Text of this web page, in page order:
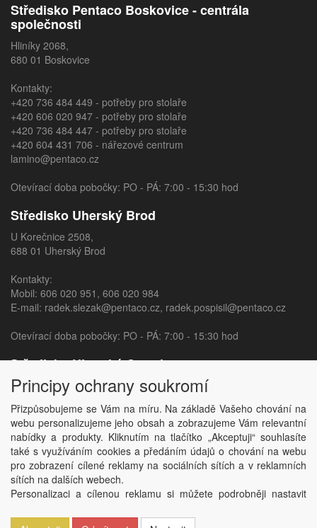
Principy ochrany soukromí
Přizpůsobujeme se Vám na míru. Na základě Vašeho chování na
webu personalizujeme jeho obsah a zobrazujeme Vám relevantní
nabídky a produkty. Kliknutím na tlačítko „Akceptuji“ souhlasíte
také s využíváním cookies a předáním údajů o chování na webu
pro zobrazení cílené reklamy na sociálních sítích a v reklamních
sítích na dalších webech.
Personalizaci a cílenou reklamu si můžete podrobněji nastavit
Středisko Pentaco Boskovice - centrála
společnosti
Hliníky 2068,
680 01 Boskovice
Kontakty:
+420 736 484 449 - potřeby pro stolaře
+420 606 020 947 - potřeby pro stolaře
+420 736 484 447 - potřeby pro stolaře
+420 604 431 706 - nářezové centrum
lamino@pentaco.cz
Otevírací doba pobočky: PO - PÁ: 7:00 - 15:30 hod
Středisko Uherský Brod
U Korečnice 2508,
688 01 Uherský Brod
Kontakty:
Mobil: 606 020 951 , 606 020 984
E-mail: radek.slezak@pentaco.cz, radek.pospisil@pentaco.cz
Otevírací doba pobočky: PO - PÁ: 7:00 - 15:30 hod
Středisko Uherský Ostroh
Sídliště 840,
687 24 Uherský Ostroh
Kontakty:
Mobil:606 020 982, 606 020 377
E-mail:jana.sedlarova@pentaco.cz,habarta@pentaco.cz
Otevírací doba pobočky: PO - PÁ: 7:00 - 15:30 hod
Copyright © PentaCo, spol. s.r.o. 2026,powered by ABRA E-shop